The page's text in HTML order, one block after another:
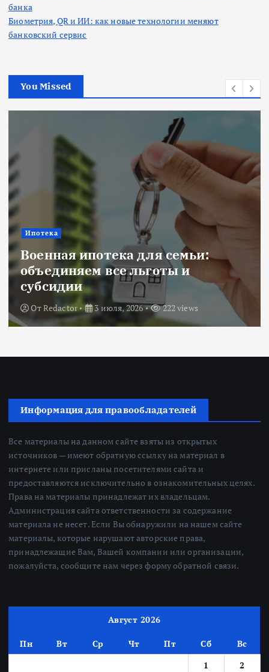
банка
Биометрия, QR и ИИ: как новые технологии меняют
банковский сервис
You Missed
Ипотека
Военная ипотека для семьи:
объединяем все льготы и
субсидии
ОтRedactor 3 июля, 2026 222 views
Информация для правообладателей
Все материалы на данном сайте взяты из открытых
источников — имеют обратную ссылку на материал в
интернете или присланы посетителями сайта и
предоставляются исключительно в ознакомительных целях.
Права на материалы принадлежат их владельцам.
Администрация сайта ответственности за содержание
материала не несет. Если Вы обнаружили на нашем сайте
материалы, которые нарушают авторские права,
принадлежащие Вам, Вашей компании или организации,
пожалуйста, сообщите нам через форму обратной связи.
Август 2026
Пн Вт Ср Чт Пт Сб
Вс
1
2